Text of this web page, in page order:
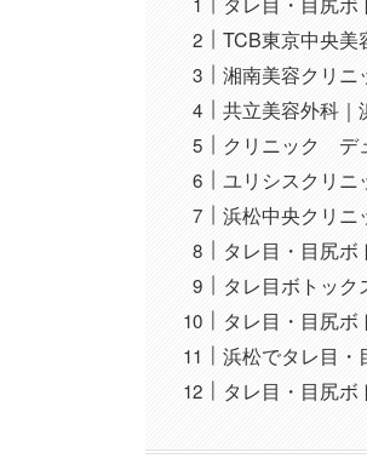
TCB東京中央美
湘南美容クリニ
共立美容外科｜
クリニック デ
ユリシスクリニ
浜松中央クリニ
タレ目・目尻
タレ目ボトック
タレ目・目尻ボ
浜松でタレ目・
タレ目・目尻